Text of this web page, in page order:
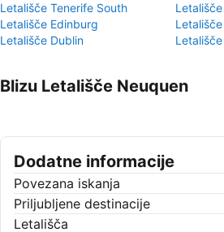
Letališče Tenerife South
Letališče Edinburg
Letališče Dublin
Blizu Letališče Neuquen
Dodatne informacije
Povezana iskanja
Priljubljene destinacije
Letališča